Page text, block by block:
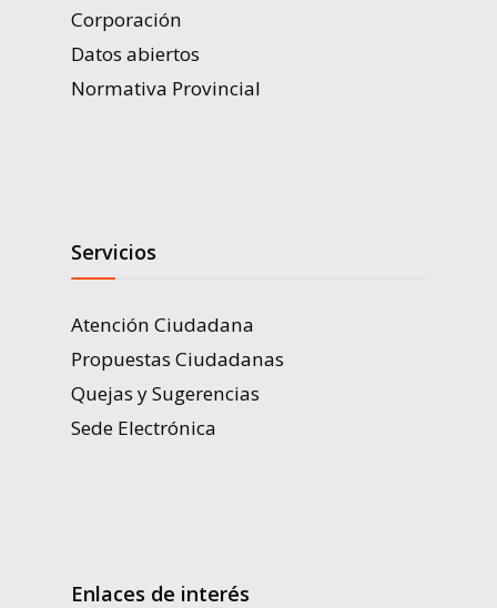
Corporación
Datos abiertos
Normativa Provincial
Servicios
Atención Ciudadana
Propuestas Ciudadanas
Quejas y Sugerencias
Sede Electrónica
Enlaces de interés